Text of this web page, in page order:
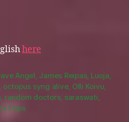
here
Angel, James Reipas, Luoja,
octopus syng alive, Olli Koivu,
, random doctors, saraswati,
Pops